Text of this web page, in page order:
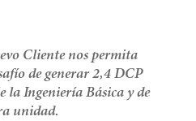
Cliente nos permita
de generar 2,4 DCP
la Ingeniería Básica y de
unidad.